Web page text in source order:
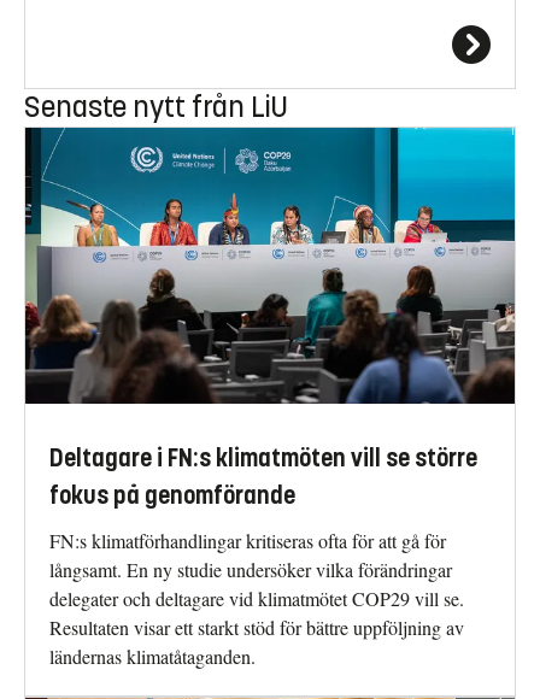
Senaste nytt från LiU
Deltagare i FN:s klimatmöten vill se större
fokus på genomförande
FN:s klimatförhandlingar kritiseras ofta för att gå för
långsamt. En ny studie undersöker vilka förändringar
delegater och deltagare vid klimatmötet COP29 vill se.
Resultaten visar ett starkt stöd för bättre uppföljning av
ländernas klimatåtaganden.